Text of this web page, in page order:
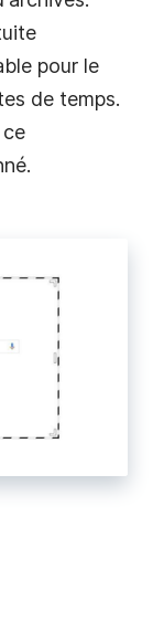
pour le
de temps.